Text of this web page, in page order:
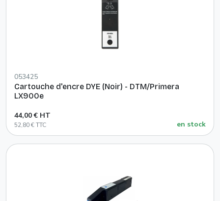
053425
Cartouche d'encre DYE (Noir) - DTM/Primera
LX900e
44,00 € HT
52,80 € TTC en stock